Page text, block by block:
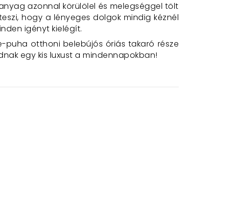
azonnal körülölel és melegséggel tölt
hogy a lényeges dolgok mindig kéznél
igényt kielégít.
puha otthoni belebújós óriás takaró része
egy kis luxust a mindennapokban!